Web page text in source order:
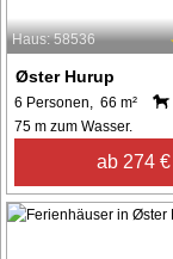
Haus: 58536
Øster Hurup
6 Personen, 66 m²
75 m zum Wasser.
ab 274 €